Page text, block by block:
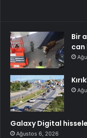
Bir
can
Galaxy Digital
Ağustos 6, 2026